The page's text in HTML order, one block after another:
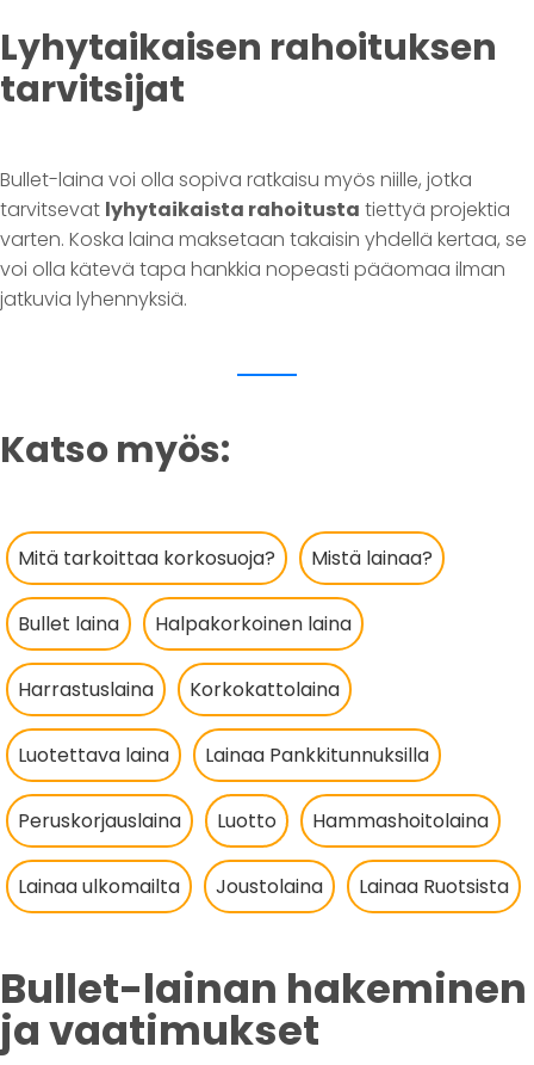
Lyhytaikaisen rahoituksen
tarvitsijat
Bullet-laina voi olla sopiva ratkaisu myös niille, jotka
tarvitsevat lyhytaikaista rahoitusta tiettyä projektia
varten. Koska laina maksetaan takaisin yhdellä kertaa, se
voi olla kätevä tapa hankkia nopeasti pääomaa ilman
jatkuvia lyhennyksiä.
Katso myös:
Mitä tarkoittaa korkosuoja? Mistä lainaa?
Bullet laina Halpakorkoinen laina
Harrastuslaina Korkokattolaina
Luotettava laina Lainaa Pankkitunnuksilla
Peruskorjauslaina Luotto Hammashoitolaina
Lainaa ulkomailta Joustolaina Lainaa Ruotsista
Bullet-lainan hakeminen
ja vaatimukset